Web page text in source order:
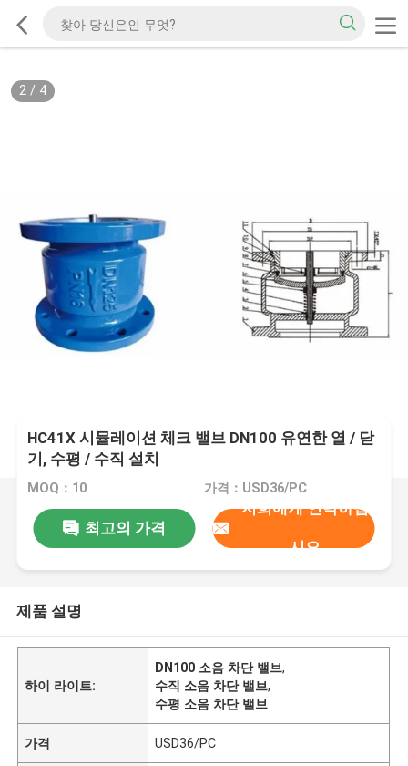
2/ 4
HC41X 시뮬레이션 체크 밸브 DN100 유연한 열 / 닫
기, 수평 / 수직 설치
MOQ：10 가격：USD36/PC
최고의 가격
저희에게 연락하십
시오
제품 설명
하이 라이트:
DN100 소음 차단 밸브,
수직 소음 차단 밸브,
수평 소음 차단 밸브
가격 USD36/PC